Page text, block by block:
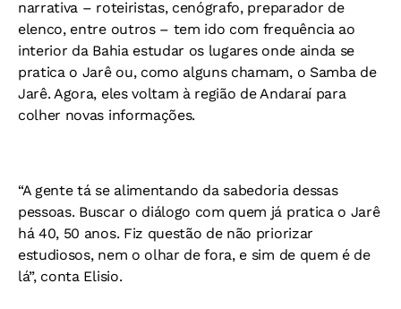
narrativa – roteiristas, cenógrafo, preparador de
elenco, entre outros – tem ido com frequência ao
interior da Bahia estudar os lugares onde ainda se
pratica o Jarê ou, como alguns chamam, o Samba de
Jarê. Agora, eles voltam à região de Andaraí para
colher novas informações.
“A gente tá se alimentando da sabedoria dessas
pessoas. Buscar o diálogo com quem já pratica o Jarê
há 40, 50 anos. Fiz questão de não priorizar
estudiosos, nem o olhar de fora, e sim de quem é de
lá”, conta Elisio.